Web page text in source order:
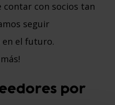
contar con socios tan
seguir
el futuro.
por